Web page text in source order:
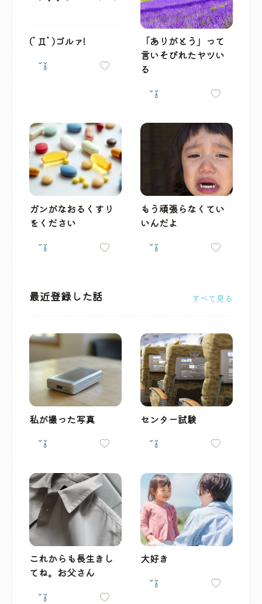
(ﾟДﾟ)ゴルァ!
「ありがとう」って
言いそびれたヤツい
る
ガンがなおるくすり
をください
もう頑張らなくてい
いんだよ
最近登録した話 すべて見る
私が撮った写真 センター試験
これからも長生きし
てね。お父さん
大好き